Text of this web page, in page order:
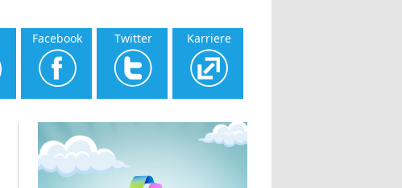
Facebook Twitter Karriere